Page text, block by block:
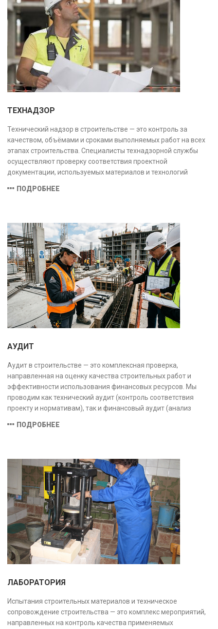
ТЕХНАДЗОР
Технический надзор в строительстве — это контроль за
качеством, объёмами и сроками выполняемых работ на всех
этапах строительства. Специалисты технадзорной службы
осуществляют проверку соответствия проектной
документации, используемых материалов и технологий
безопасность и надёжность объекта.
ПОДРОБНЕЕ
АУДИТ
Аудит в строительстве — это комплексная проверка,
направленная на оценку качества строительных работ и
эффективности использования финансовых ресурсов. Мы
проводим как технический аудит (контроль соответствия
проекту и нормативам), так и финансовый аудит (анализ
безопасность и экономическую обоснованность проекта.
ПОДРОБНЕЕ
ЛАБОРАТОРИЯ
Испытания строительных материалов и техническое
сопровождение строительства — это комплекс мероприятий,
направленных на контроль качества применяемых